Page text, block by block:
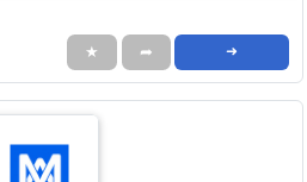
★ ➦ ➜